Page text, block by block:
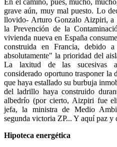
grave aún, muy mal puesto. Lo
llovido- Arturo Gonzalo Aizpiri, a
la Prevención de la
vivienda nueva en España
construida en Francia, debido
absolutamente" la prioridad del
La laxitud de las sucesivas
considerado oportuno trasponer la
que haya estallado su burbuja
del ladrillo haya construido
albedrío (por cierto, Aizpiri fue
jefa, la ministra de Medio
segunda victoria ZP... Y aquí paz y
Hipoteca energética